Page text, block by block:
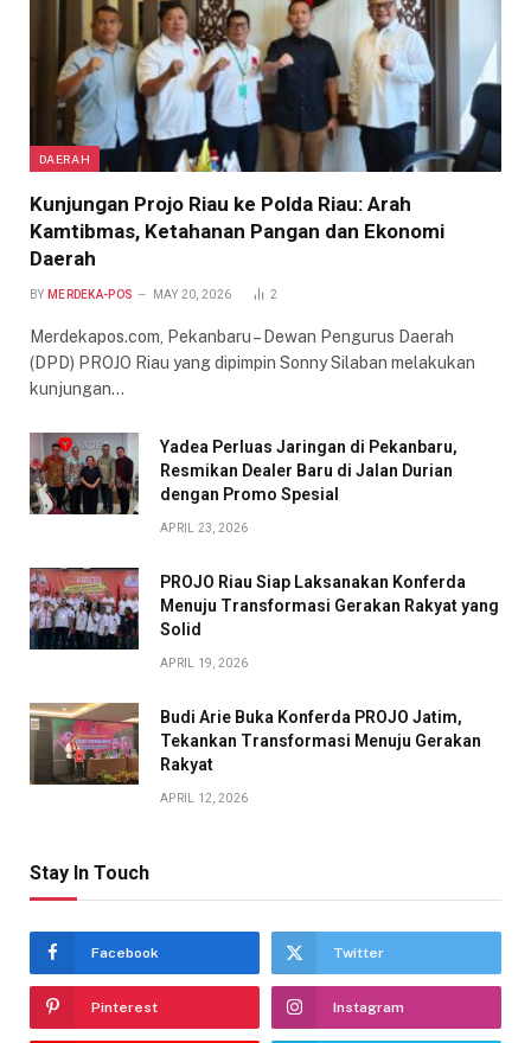
DAERAH
Kunjungan Projo Riau ke Polda Riau: Arah
Kamtibmas, Ketahanan Pangan dan Ekonomi
Daerah
BY MERDEKA-POS MAY 20, 2026 2
Merdekapos.com, Pekanbaru – Dewan Pengurus Daerah
(DPD) PROJO Riau yang dipimpin Sonny Silaban melakukan
kunjungan…
Yadea Perluas Jaringan di Pekanbaru,
Resmikan Dealer Baru di Jalan Durian
dengan Promo Spesial
APRIL 23, 2026
PROJO Riau Siap Laksanakan Konferda
Menuju Transformasi Gerakan Rakyat yang
Solid
APRIL 19, 2026
Budi Arie Buka Konferda PROJO Jatim,
Tekankan Transformasi Menuju Gerakan
Rakyat
APRIL 12, 2026
Stay In Touch
Facebook Twitter
Pinterest Instagram